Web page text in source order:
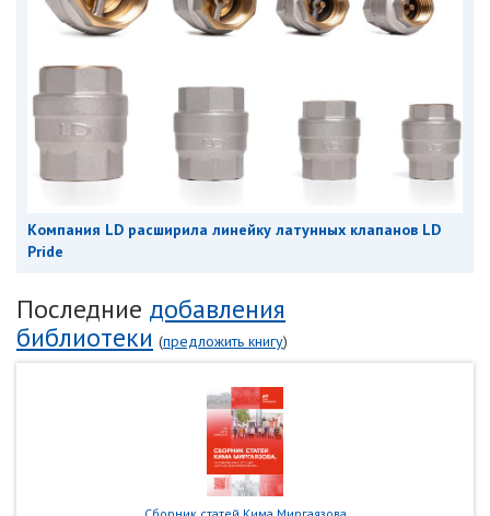
Компания LD расширила линейку латунных клапанов LD
Pride
Последние добавления
библиотеки (предложить книгу)